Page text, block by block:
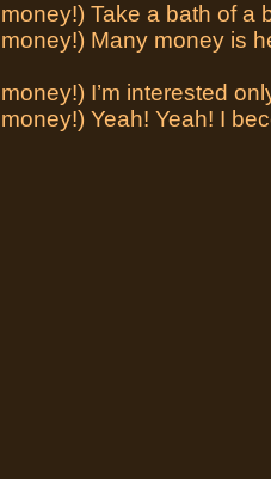
Take a bath of a
Many money is
I’m interested
Yeah! Yeah! I